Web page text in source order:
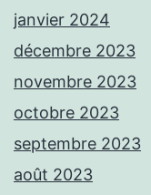
janvier 2024
décembre 2023
novembre 2023
octobre 2023
septembre 2023
août 2023